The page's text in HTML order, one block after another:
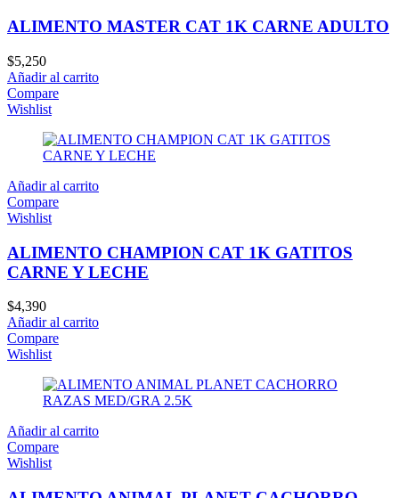
ALIMENTO MASTER CAT 1K CARNE ADULTO
$5,250
Añadir al carrito
Compare
Wishlist
Añadir al carrito
Compare
Wishlist
ALIMENTO CHAMPION CAT 1K GATITOS
CARNE Y LECHE
$4,390
Añadir al carrito
Compare
Wishlist
Añadir al carrito
Compare
Wishlist